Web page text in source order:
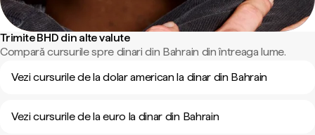
Trimite BHD din alte valute
Compară cursurile spre dinari din Bahrain din întreaga lume.
Vezi cursurile de la dolar american la dinar din Bahrain
Vezi cursurile de la euro la dinar din Bahrain